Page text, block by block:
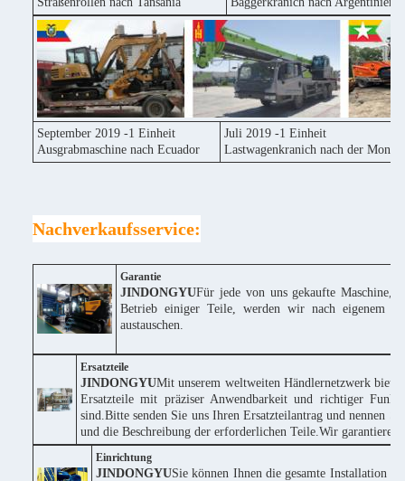
September 2019 -1 Einheit
Ausgrabmaschine nach Ecuador
Juli 2019 -1 Einheit
Lastwagenkranich nach der
Nachverkaufsservice:
Garantie
JINDONGYUFür jede von uns gekaufte Maschine,
Betrieb einiger Teile, werden wir nach eigenem
austauschen.
Ersatzteile
JINDONGYUMit unserem weltweiten Händlernetzwerk
Ersatzteile mit präziser Anwendbarkeit und richtiger
sind.Bitte senden Sie uns Ihren Ersatzteilantrag und nennen
und die Beschreibung der erforderlichen Teile.Wir
Einrichtung
JINDONGYUSie können Ihnen die gesamte Installation